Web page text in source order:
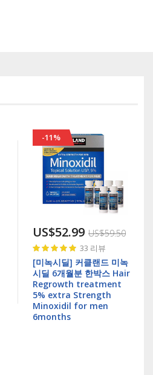
-11%
US$52.99 US$59.50
Rating:
100%
33 리뷰
[미녹시딜] 커클랜드 미녹
시딜 6개월분 한박스 Hair
Regrowth treatment
5% extra Strength
Minoxidil for men
6months